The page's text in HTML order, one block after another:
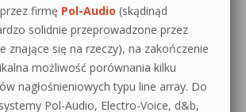
Massive
firmę Pol-Audio (skądinąd
solidnie przeprowadzone przez
znające się na rzeczy), na zakończenie
możliwość porównania kilku
nagłośnieniowych typu line array. Do
Pol-Audio, Electro-Voice, d&b,